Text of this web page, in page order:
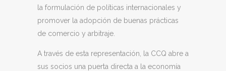
la formulación de políticas internacionales y
promover la adopción de buenas prácticas
de comercio y arbitraje.
A través de esta representación, la CCQ abre a
sus socios una puerta directa a la economía